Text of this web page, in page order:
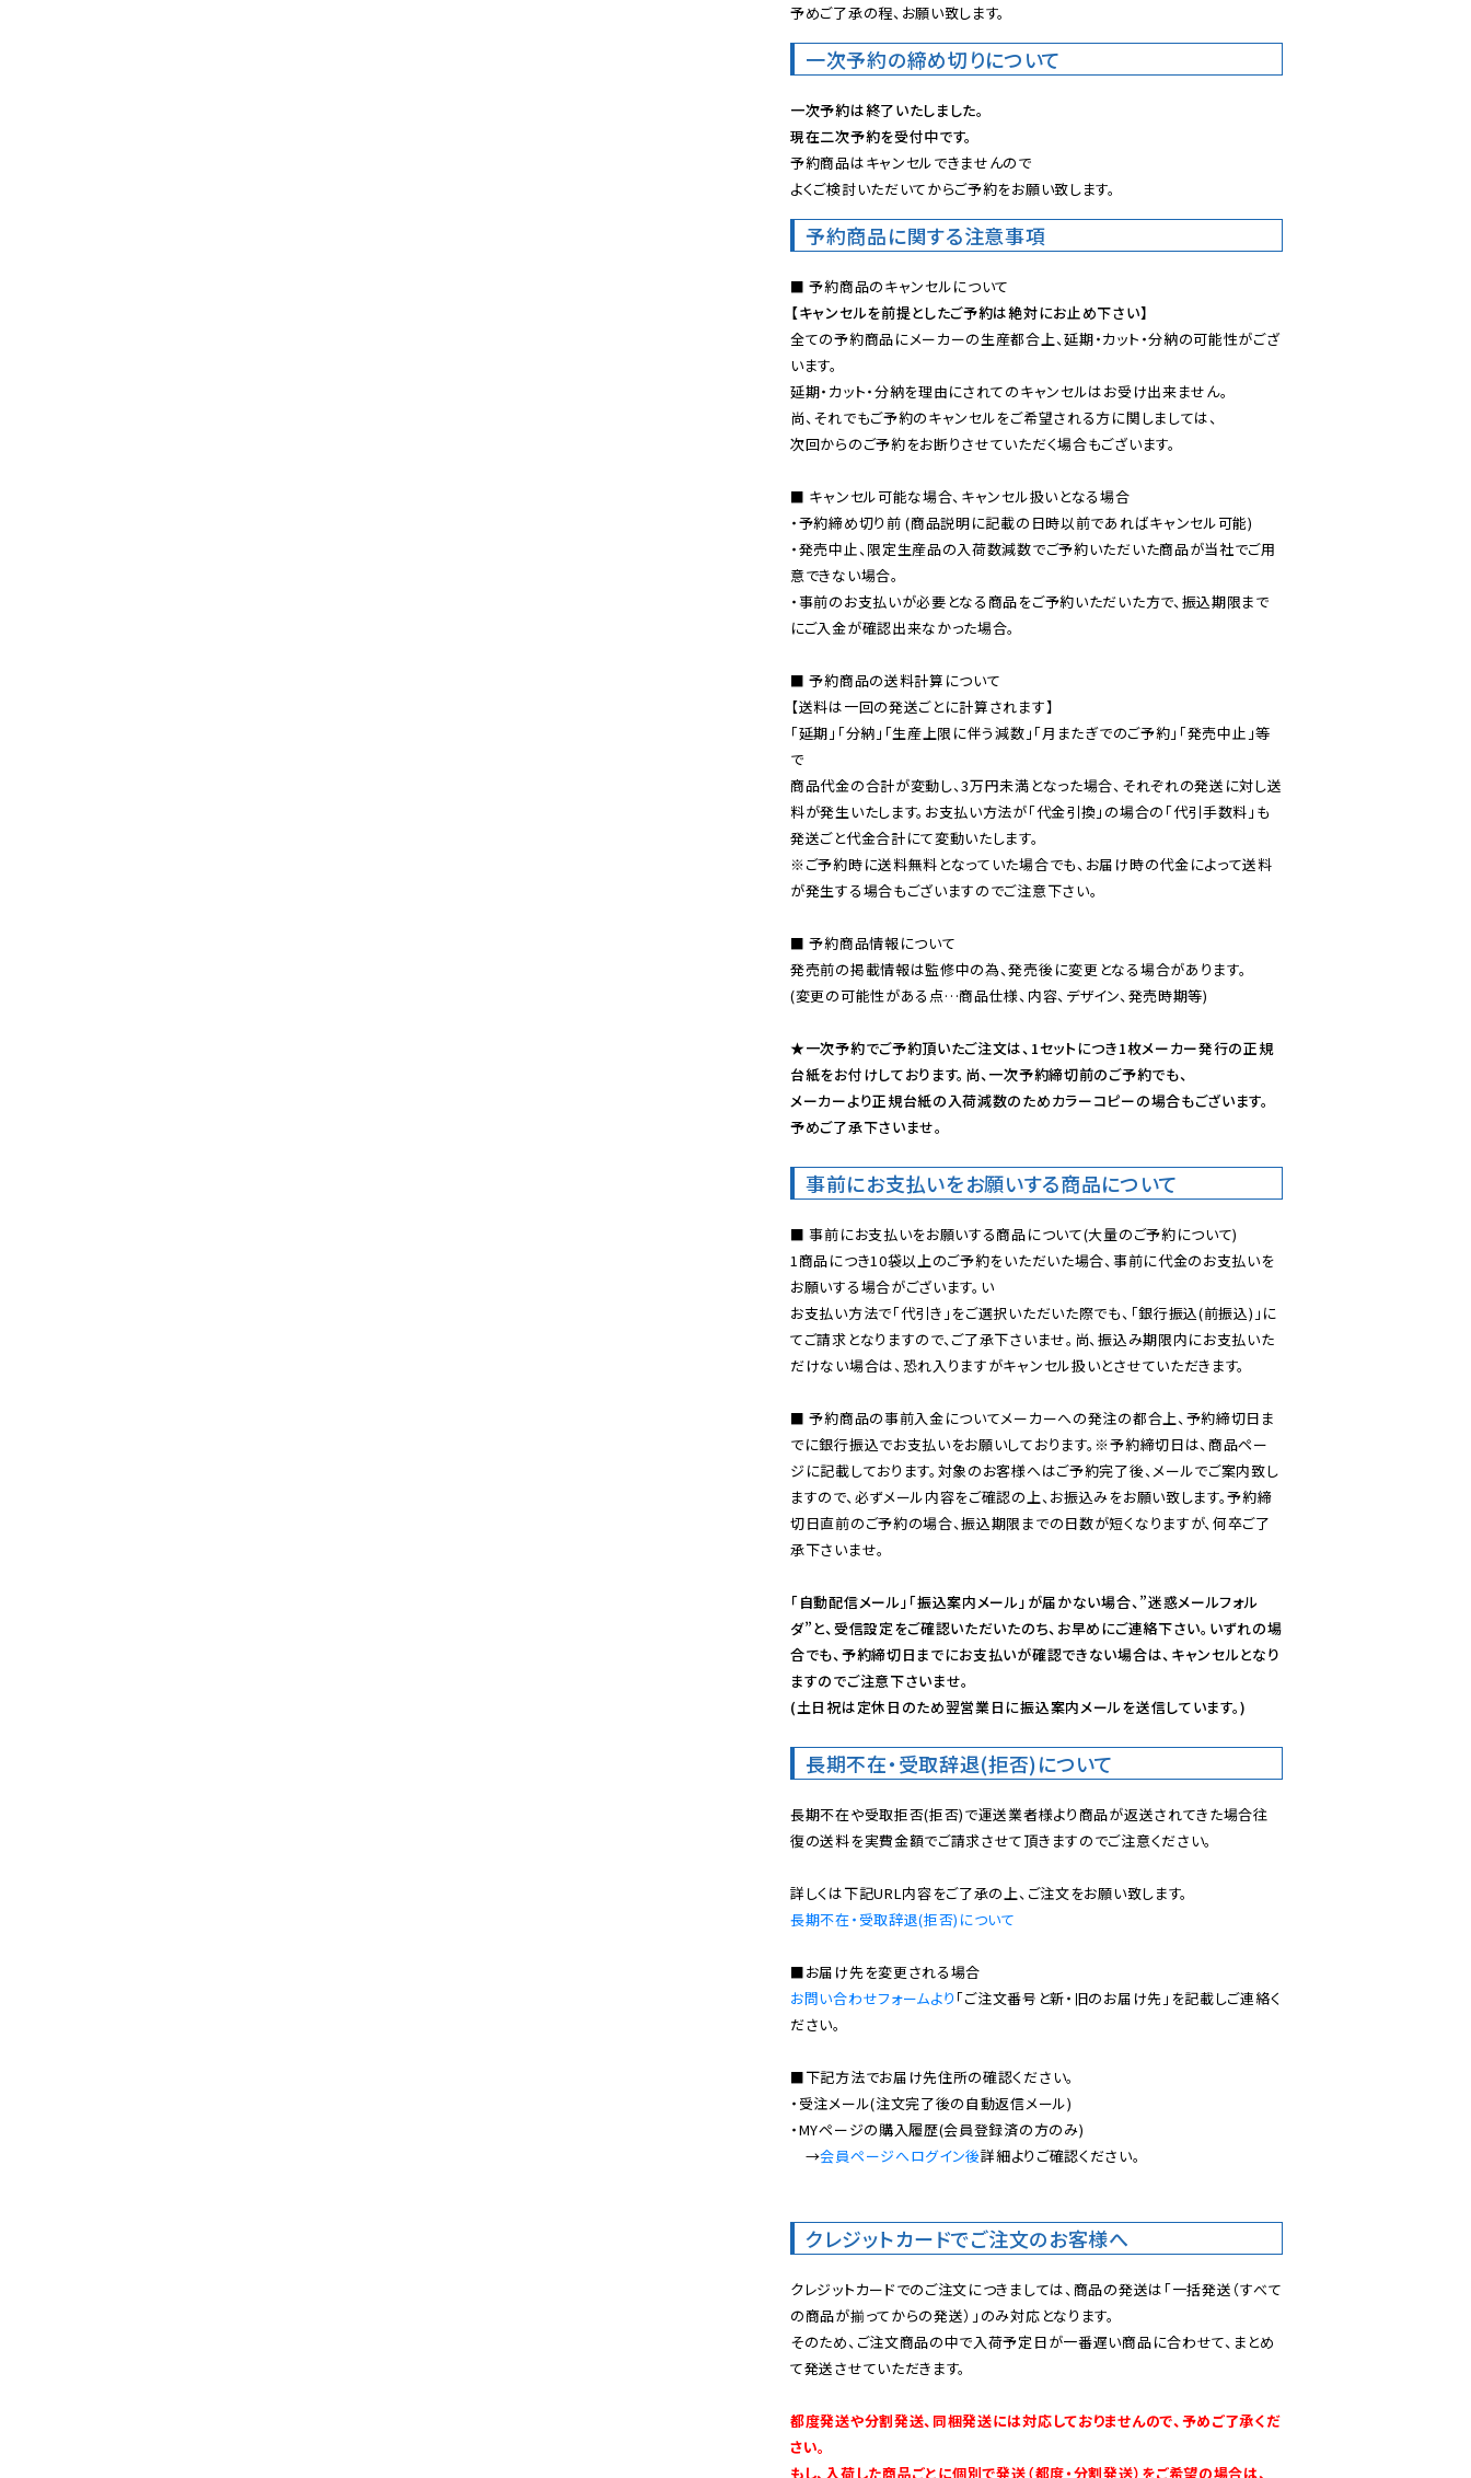
予めご了承の程、お願い致します。
一次予約の締め切りについて
一次予約は終了いたしました。
現在二次予約を受付中です。
予約商品はキャンセルできませんので
よくご検討いただいてからご予約をお願い致します。
予約商品に関する注意事項
【キャンセルを前提としたご予約は絶対にお止め下さい】
全ての予約商品にメーカーの生産都合上、延期・カット・分納の可能性がござ
います。
延期・カット・分納を理由にされてのキャンセルはお受け出来ません。
尚、それでもご予約のキャンセルをご希望される方に関しましては、
次回からのご予約をお断りさせていただく場合もございます。
■ キャンセル可能な場合、キャンセル扱いとなる場合
・予約締め切り前 (商品説明に記載の日時以前であればキャンセル可能)
・発売中止、限定生産品の入荷数減数でご予約いただいた商品が当社でご用
意できない場合。
・事前のお支払いが必要となる商品をご予約いただいた方で、振込期限まで
にご入金が確認出来なかった場合。
■ 予約商品の送料計算について
【送料は一回の発送ごとに計算されます】
「延期」「分納」「生産上限に伴う減数」「月またぎでのご予約」「発売中止」等
で
商品代金の合計が変動し、3万円未満となった場合、それぞれの発送に対し送
料が発生いたします。お支払い方法が「代金引換」の場合の「代引手数料」も
※ご予約時に送料無料となっていた場合でも、お届け時の代金によって送料
が発生する場合もございますのでご注意下さい。
■ 予約商品情報について
発売前の掲載情報は監修中の為、発売後に変更となる場合があります。
(変更の可能性がある点…商品仕様、内容、デザイン、発売時期等)
★一次予約でご予約頂いたご注文は、1セットにつき1枚メーカー発行の正規
台紙をお付けしております。尚、一次予約締切前のご予約でも、
メーカーより正規台紙の入荷減数のためカラーコピーの場合もございます。
予めご了承下さいませ。
事前にお支払いをお願いする商品について
■ 事前にお支払いをお願いする商品について(大量のご予約について)
1商品につき10袋以上のご予約をいただいた場合、事前に代金のお支払いを
お願いする場合がございます。い
お支払い方法で「代引き」をご選択いただいた際でも、「銀行振込(前振込)」に
てご請求となりますので、ご了承下さいませ。尚、振込み期限内にお支払いた
だけない場合は、恐れ入りますがキャンセル扱いとさせていただきます。
■ 予約商品の事前入金についてメーカーへの発注の都合上、予約締切日ま
でに銀行振込でお支払いをお願いしております。※予約締切日は、商品ペー
ジに記載しております。対象のお客様へはご予約完了後、メールでご案内致し
ますので、必ずメール内容をご確認の上、お振込みをお願い致します。予約締
切日直前のご予約の場合、振込期限までの日数が短くなりますが、何卒ご了
承下さいませ。
「自動配信メール」「振込案内メール」が届かない場合、”迷惑メールフォル
ダ”と、受信設定をご確認いただいたのち、お早めにご連絡下さい。いずれの場
合でも、予約締切日までにお支払いが確認できない場合は、キャンセルとなり
ますのでご注意下さいませ。
(土日祝は定休日のため翌営業日に振込案内メールを送信しています。)
長期不在・受取辞退(拒否)について
長期不在や受取拒否(拒否)で運送業者様より商品が返送されてきた場合往
復の送料を実費金額でご請求させて頂きますのでご注意ください。
長期不在・受取辞退(拒否)について
お問い合わせフォームより 「ご注文番号と新・旧のお届け先」を記載しご連絡く
ださい。
■下記方法でお届け先住所の確認ください。
・受注メール(注文完了後の自動返信メール)
・MYページの購入履歴(会員登録済の方のみ)
→会員ページへログイン後詳細よりご確認ください。
クレジットカードでご注文のお客様へ
クレジットカードでのご注文につきましては、商品の発送は「一括発送（すべて
の商品が揃ってからの発送）」のみ対応となります。
そのため、ご注文商品の中で入荷予定日が一番遅い商品に合わせて、まとめ
て発送させていただきます。
都度発送や分割発送、同梱発送には対応しておりませんので、予めご了承くだ
さい。
もし、入荷した商品ごとに個別で発送（都度・分割発送）をご希望の場合は、